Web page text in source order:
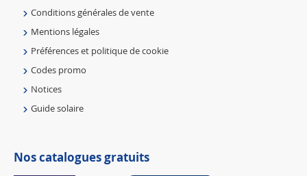
Conditions générales de vente
Mentions légales
Préférences et politique de cookie
Codes promo
Notices
Guide solaire
Nos catalogues gratuits